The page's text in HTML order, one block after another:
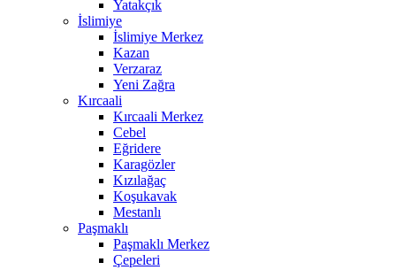
Yatakçık
İslimiye
İslimiye Merkez
Kazan
Verzaraz
Yeni Zağra
Kırcaali
Kırcaali Merkez
Cebel
Eğridere
Karagözler
Kızılağaç
Koşukavak
Mestanlı
Paşmaklı
Paşmaklı Merkez
Çepeleri